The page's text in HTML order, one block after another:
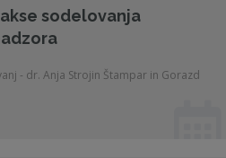
sodelovanja
- dr. Anja Strojin Štampar in Gorazd